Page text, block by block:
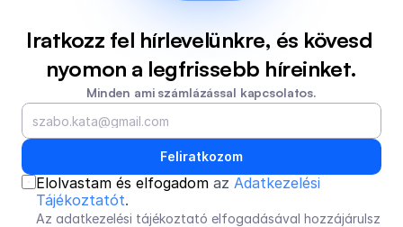
Iratkozz fel hírlevelünkre, és kövesd
nyomon a legfrissebb híreinket.
Minden ami számlázással kapcsolatos.
Feliratkozom
Elolvastam és elfogadom az Adatkezelési
Tájékoztatót.
Az adatkezelési tájékoztató elfogadásával hozzájárulsz